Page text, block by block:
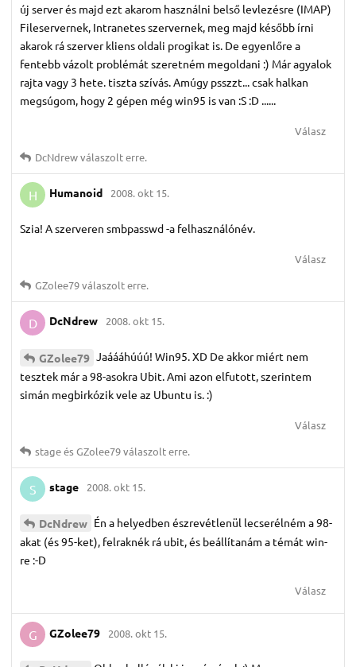
új server és majd ezt akarom használni belső levlezésre (IMAP)
Fileservernek, Intranetes szervernek, meg majd később írni
akarok rá szerver kliens oldali progikat is. De egyenlőre a
fentebb vázolt problémát szeretném megoldani :) Már agyalok
rajta vagy 3 hete. tiszta szívás. Amúgy psszzt... csak halkan
megsúgom, hogy 2 gépen még win95 is van :S :D ......
Válasz
DcNdrewválaszolt erre.
H Humanoid 2008. okt 15.
Szia! A szerveren smbpasswd -a felhasználónév.
Válasz
GZolee79válaszolt erre.
D DcNdrew 2008. okt 15.
GZolee79 Jaáááhúúú! Win95. XD De akkor miért nem
tesztek már a 98-asokra Ubit. Ami azon elfutott, szerintem
simán megbirkózik vele az Ubuntu is. :)
Válasz
stageésGZolee79válaszolt erre.
S stage 2008. okt 15.
DcNdrew Én a helyedben észrevétlenül lecserélném a 98-
akat (és 95-ket), felraknék rá ubit, és beállítanám a témát win-
re :-D
Válasz
G GZolee79 2008. okt 15.